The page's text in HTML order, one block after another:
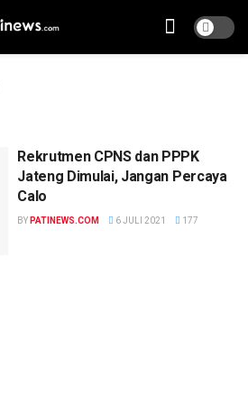
Rekrutmen CPNS dan PPPK
Jateng Dimulai, Jangan Percaya
Calo
BY PATINEWS.COM 6 JULI 2021 177